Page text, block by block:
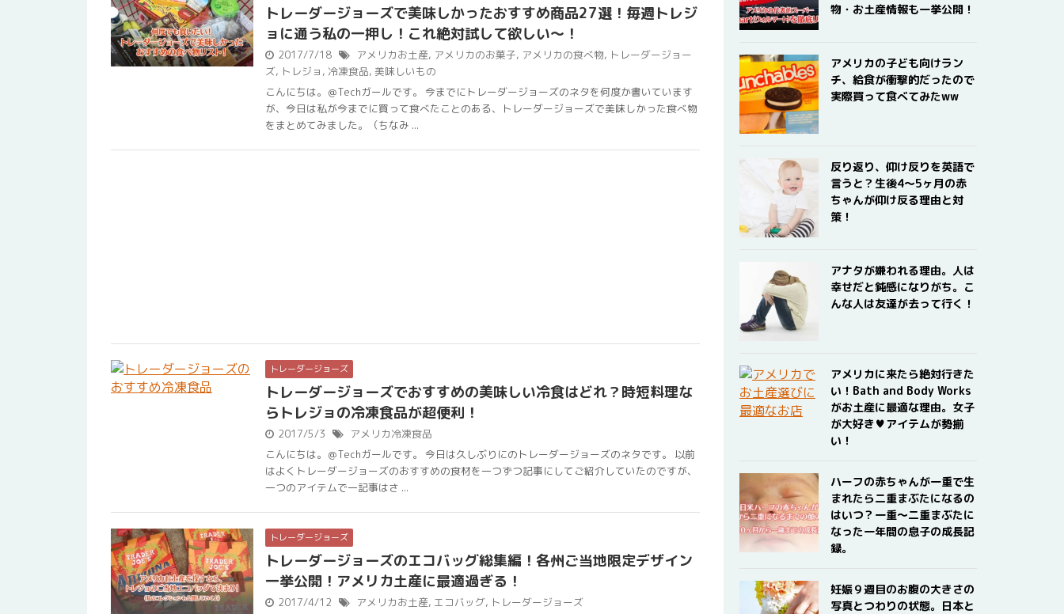
トレーダージョーズで美味しかったおすすめ商品27選！毎週トレジ
ョに通う私の一押し！これ絶対試して欲しい〜！
2017/7/18 アメリカお土産, アメリカのお菓子, アメリカの食べ物, トレーダージョー
ズ, トレジョ , 冷凍食品, 美味しいもの
こんにちは。＠Techガールです。 今までにトレーダージョーズのネタを何度か書いています
が、今日は私が今までに買って食べたことのある、トレーダージョーズで美味しかった食べ物
をまとめてみました。（ちなみ ...
トレーダージョーズ
トレーダージョーズでおすすめの美味しい冷食はどれ？時短料理な
らトレジョの冷凍食品が超便利！
2017/5/3
アメリカ冷凍食品
こんにちは。＠Techガールです。 今日は久しぶりにのトレーダージョーズのネタです。 以前
はよくトレーダージョーズのおすすめの食材を一つずつ記事にしてご紹介していたのですが、
一つのアイテムで一記事はさ ...
トレーダージョーズ
トレーダージョーズのエコバッグ総集編！各州ご当地限定デザイン
一挙公開！アメリカ土産に最適過ぎる！
2017/4/12 アメリカお土産, エコバッグ, トレーダージョーズ
物・お土産情報も一挙公開！
アメリカの子ども向けラン
チ、給食が衝撃的だったので
実際買って食べてみたww
反り返り、仰け反りを英語で
言うと？生後4〜5ヶ月の赤
ちゃんが仰け反る理由と対
策！
アナタが嫌われる理由。人は
幸せだと鈍感になりがち。こ
んな人は友達が去って行く！
アメリカに来たら絶対行きた
い！Bath and Body Works
がお土産に最適な理由。女子
が大好き♥アイテムが勢揃
い！
ハーフの赤ちゃんが一重で生
まれたら二重まぶたになるの
はいつ？一重〜二重まぶたに
なった一年間の息子の成長記
録。
妊娠９週目のお腹の大きさの
写真とつわりの状態。日本と